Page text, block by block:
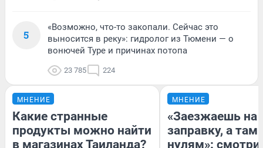
5
«Возможно, что-то закопали. Сейчас это
выносится в реку»: гидролог из Тюмени — о
вонючей Туре и причинах потопа
23 785 224
МНЕНИЕ
Какие странные
продукты можно найти
в магазинах Таиланда?
МНЕНИЕ
«Заезжаешь на
заправку, а там
нулям»: